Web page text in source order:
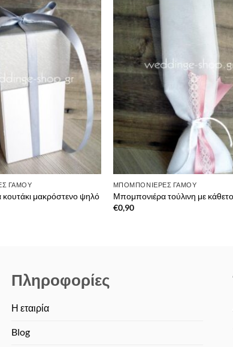
Πρόσθήκη
στην λίστα
επιθυμιών
ΓΆΜΟΥ
μακρόστενο ψηλό
ΜΠΟΜΠΟΝΙΈΡΕΣ ΓΆΜΟΥ
Μπομπονιέρα τούλινη με
€0,90
Πληροφορίες
Η εταιρία
Blog